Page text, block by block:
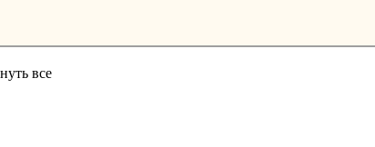
все